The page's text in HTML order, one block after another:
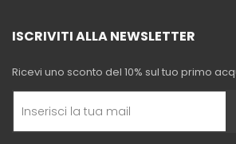
ISCRIVITI ALLA NEWSLETTER
Ricevi uno sconto del 10% sul tuo primo